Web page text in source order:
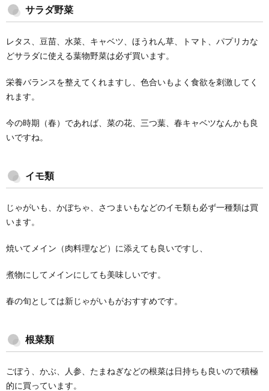
サラダ野菜
レタス、豆苗、水菜、キャベツ、ほうれん草、トマト、パプリカな
どサラダに使える葉物野菜は必ず買います。
栄養バランスを整えてくれますし、色合いもよく食欲を刺激してく
れます。
今の時期（春）であれば、菜の花、三つ葉、春キャベツなんかも良
いですね。
イモ類
じゃがいも、かぼちゃ、さつまいもなどのイモ類も必ず一種類は買
います。
焼いてメイン（肉料理など）に添えても良いですし、
煮物にしてメインにしても美味しいです。
春の旬としては新じゃがいもがおすすめです。
根菜類
ごぼう、かぶ、人参、たまねぎなどの根菜は日持ちも良いので積極
的に買っています。